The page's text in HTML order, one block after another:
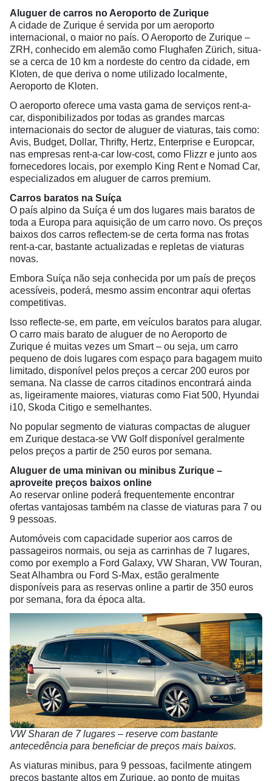
Aluguer de carros no Aeroporto de Zurique
A cidade de Zurique é servida por um aeroporto
internacional, o maior no país. O Aeroporto de Zurique –
ZRH, conhecido em alemão como Flughafen Zürich, situa-
se a cerca de 10 km a nordeste do centro da cidade, em
Kloten, de que deriva o nome utilizado localmente,
Aeroporto de Kloten.
O aeroporto oferece uma vasta gama de serviços rent-a-
car, disponibilizados por todas as grandes marcas
internacionais do sector de aluguer de viaturas, tais como:
Avis, Budget, Dollar, Thrifty, Hertz, Enterprise e Europcar,
nas empresas rent-a-car low-cost, como Flizzr e junto aos
fornecedores locais, por exemplo King Rent e Nomad Car,
especializados em aluguer de carros premium.
Carros baratos na Suíça
O país alpino da Suíça é um dos lugares mais baratos de
toda a Europa para aquisição de um carro novo. Os preços
baixos dos carros reflectem-se de certa forma nas frotas
rent-a-car, bastante actualizadas e repletas de viaturas
novas.
Embora Suíça não seja conhecida por um país de preços
acessíveis, poderá, mesmo assim encontrar aqui ofertas
competitivas.
Isso reflecte-se, em parte, em veículos baratos para alugar.
O carro mais barato de aluguer de no Aeroporto de
Zurique é muitas vezes um Smart – ou seja, um carro
pequeno de dois lugares com espaço para bagagem muito
limitado, disponível pelos preços a cercar 200 euros por
semana. Na classe de carros citadinos encontrará ainda
as, ligeiramente maiores, viaturas como Fiat 500, Hyundai
i10, Skoda Citigo e semelhantes.
No popular segmento de viaturas compactas de aluguer
em Zurique destaca-se VW Golf disponível geralmente
pelos preços a partir de 250 euros por semana.
Aluguer de uma minivan ou minibus Zurique –
aproveite preços baixos online
Ao reservar online poderá frequentemente encontrar
ofertas vantajosas também na classe de viaturas para 7 ou
9 pessoas.
Automóveis com capacidade superior aos carros de
passageiros normais, ou seja as carrinhas de 7 lugares,
como por exemplo a Ford Galaxy, VW Sharan, VW Touran,
Seat Alhambra ou Ford S-Max, estão geralmente
disponíveis para as reservas online a partir de 350 euros
por semana, fora da época alta.
VW Sharan de 7 lugares – reserve com bastante
antecedência para beneficiar de preços mais baixos.
As viaturas minibus, para 9 pessoas, facilmente atingem
preços bastante altos em Zurique, ao ponto de muitas